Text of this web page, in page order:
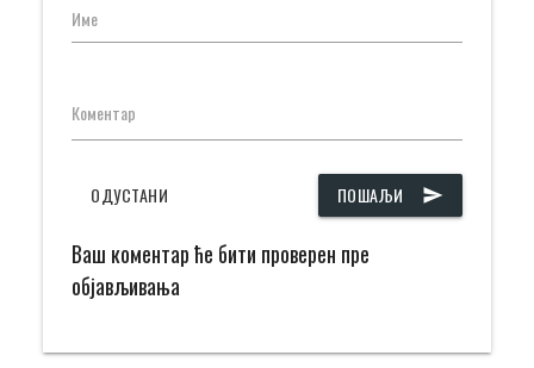
Име
Коментар
ПОШАЉИ send
ОДУСТАНИ
Ваш коментар ће бити проверен пре
објављивања